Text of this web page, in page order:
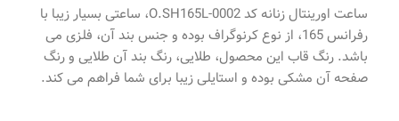
ساعت اورینتال زنانه کد O.SH165L-0002، ساعتی بسیار زیبا با
رفرانس 165، از نوع کرنوگراف بوده و جنس بند آن، فلزی می
باشد. رنگ قاب این محصول، طلایی، رنگ بند آن طلایی و رنگ
صفحه آن مشکی بوده و استایلی زیبا برای شما فراهم می کند.